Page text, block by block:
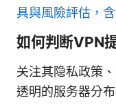
具與風險評估，
如何判断VPN
关注其隐私政策
透明的服务器分